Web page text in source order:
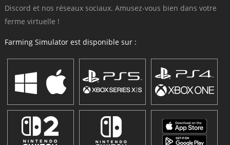
Discord et nos réseaux sociaux. Amusez-vous bien dans votre
ferme virtuelle !
Farming Simulator est disponible sur :